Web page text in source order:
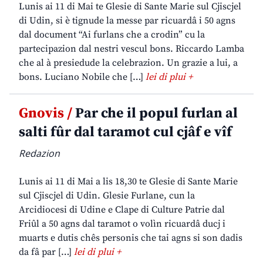
Lunis ai 11 di Mai te Glesie di Sante Marie sul Cjiscjel
di Udin, si è tignude la messe par ricuardâ i 50 agns
dal document “Ai furlans che a crodin” cu la
partecipazion dal nestri vescul bons. Riccardo Lamba
che al à presiedude la celebrazion. Un grazie a lui, a
bons. Luciano Nobile che […] lei di plui +
Gnovis /Par che il popul furlan al
salti fûr dal taramot cul cjâf e vîf
Redazion
Lunis ai 11 di Mai a lis 18,30 te Glesie di Sante Marie
sul Cjiscjel di Udin. Glesie Furlane, cun la
Arcidiocesi di Udine e Clape di Culture Patrie dal
Friûl a 50 agns dal taramot o volìn ricuardâ ducj i
muarts e dutis chês personis che tai agns si son dadis
da fâ par […] lei di plui +